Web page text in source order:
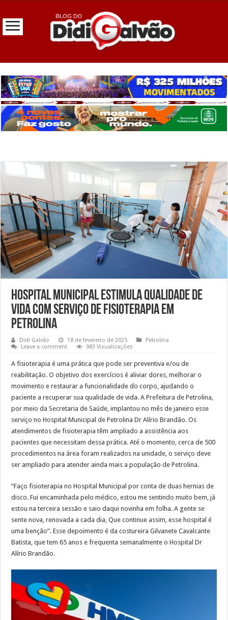
Hospital Municipal estimula qualidade de
vida com serviço de fisioterapia em
Petrolina
Didi Galvão 18 de fevereiro de 2025
Petrolina
Leave a comment
983 Visualizações
A fisioterapia é uma prática que pode ser preventiva e/ou de
reabilitação. O objetivo dos exercícios é aliviar dores, melhorar o
movimento e restaurar a funcionalidade do corpo, ajudando o
paciente a recuperar sua qualidade de vida. A Prefeitura de Petrolina,
por meio da Secretaria de Saúde, implantou no mês de janeiro esse
serviço no Hospital Municipal de Petrolina Dr Alírio Brandão. Os
atendimentos de fisioterapia têm ampliado a assistência aos
pacientes que necessitam dessa prática. Até o momento, cerca de 500
procedimentos na área foram realizados na unidade, o serviço deve
ser ampliado para atender ainda mais a população de Petrolina.
“Faço fisioterapia no Hospital Municipal por conta de duas hernias de
disco. Fui encaminhada pelo médico, estou me sentindo muito bem, já
estou na terceira sessão e saio daqui novinha em folha. A gente se
sente nova, renovada a cada dia, Que continue assim, esse hospital é
uma benção”. Esse depoimento é da costureira Gilvanete Cavalcante
Batista, que tem 65 anos e frequenta semanalmente o Hospital Dr
Alírio Brandão.